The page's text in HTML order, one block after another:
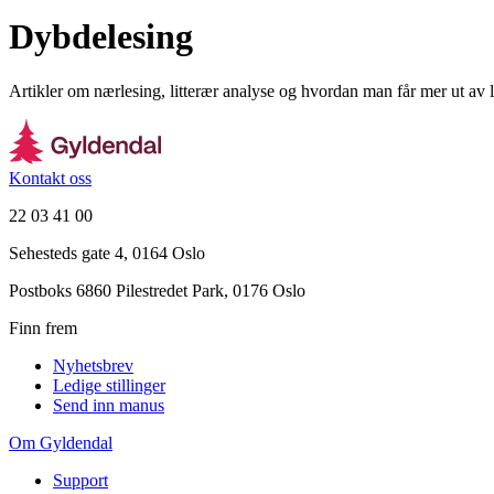
Dybdelesing
Artikler om nærlesing, litterær analyse og hvordan man får mer ut av
Kontakt oss
22 03 41 00
Sehesteds gate 4, 0164 Oslo
Postboks 6860 Pilestredet Park, 0176 Oslo
Finn frem
Nyhetsbrev
Ledige stillinger
Send inn manus
Om Gyldendal
Support